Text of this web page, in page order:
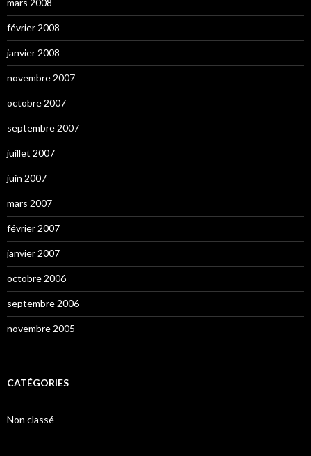
février 2008
janvier 2008
novembre 2007
octobre 2007
septembre 2007
juillet 2007
juin 2007
mars 2007
février 2007
janvier 2007
octobre 2006
septembre 2006
novembre 2005
CATÉGORIES
Non classé